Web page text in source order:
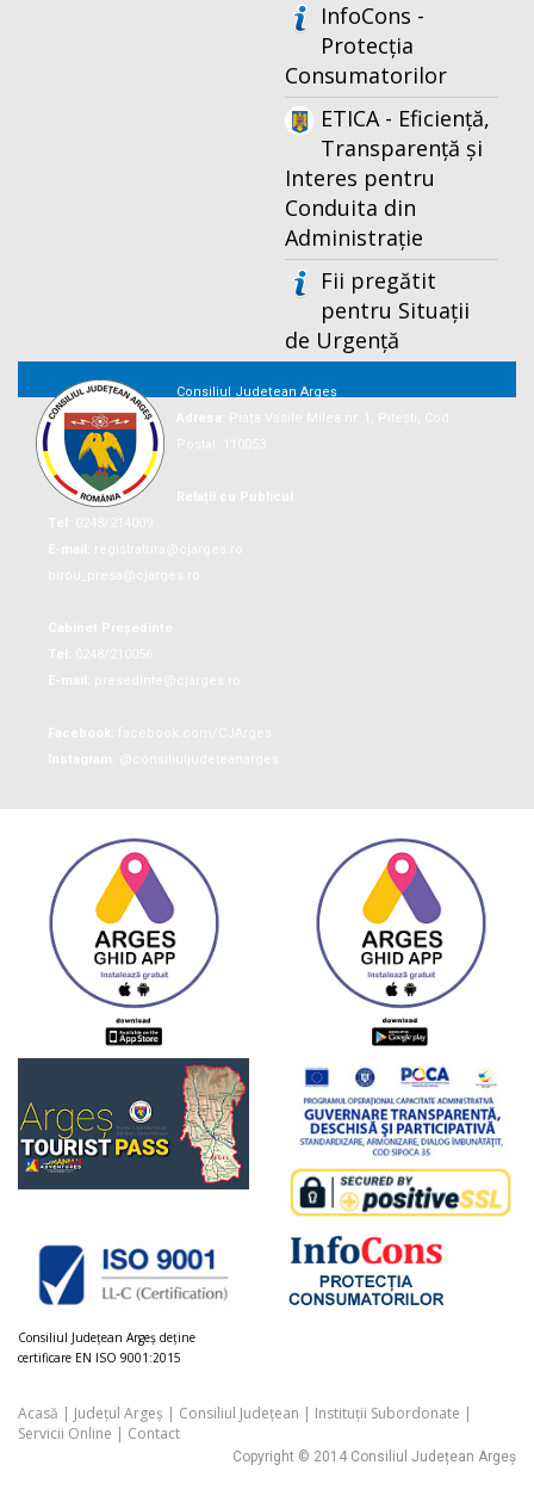
InfoCons -
Protecția
Consumatorilor
ETICA - Eficiență,
Transparență și
Interes pentru
Conduita din
Administrație
Fii pregătit
pentru Situații
de Urgență
Consiliul Județean Argeș
Consiliul Judeţean Argeș deţine
certificare EN ISO 9001:2015
Acasă | Județul Argeș | Consiliul Județean | Instituții Subordonate |
Servicii Online | Contact
Copyright © 2014 Consiliul Județean Argeș